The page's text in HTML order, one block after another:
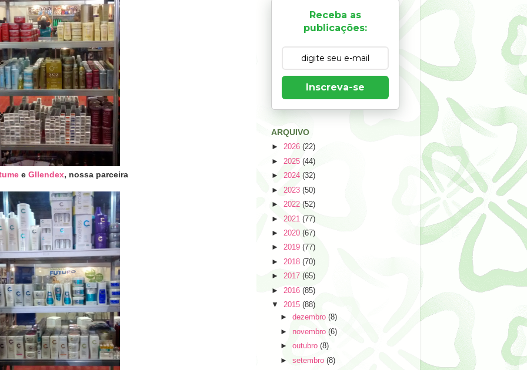
e Gllendex, nossa parceira
Receba as
publicações:
Inscreva-se
ARQUIVO
► 2026 (22)
► 2025 (44)
► 2024 (32)
► 2023 (50)
► 2022 (52)
► 2021 (77)
► 2020 (67)
► 2019 (77)
► 2018 (70)
► 2017 (65)
► 2016 (85)
▼ 2015 (88)
►dezembro(8)
► novembro(6)
►outubro(8)
►setembro(8)